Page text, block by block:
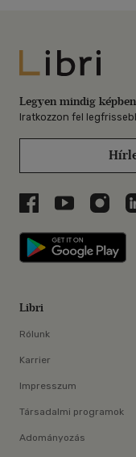
Libri
Legyen mindig
Iratkozzon fel
Libri aLibri aLibri
Libri
Rólunk
Karrier
Impresszum
Társadalmi programok
Adományozás